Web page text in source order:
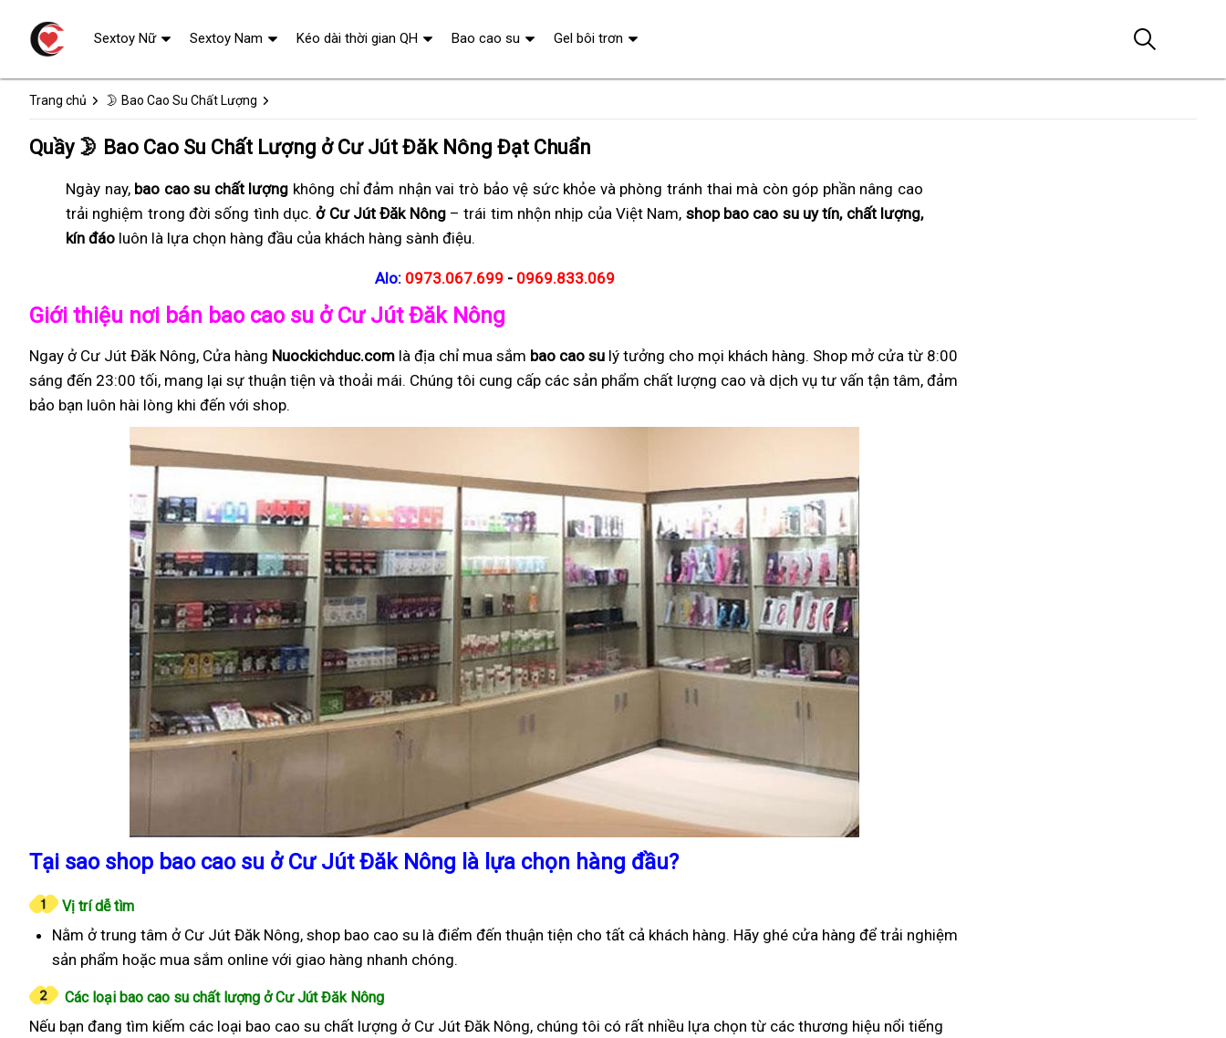
Trang chủ 🌛 Bao Cao Su Chất Lượng
Quầy 🌛 Bao Cao Su Chất Lượng ở Cư Jút Đăk Nông Đạt Chuẩn
Ngày nay, bao cao su chất lượng không chỉ đảm nhận vai trò bảo vệ sức khỏe và phòng tránh thai mà còn góp phần nâng cao
trải nghiệm trong đời sống tình dục. ở Cư Jút Đăk Nông– trái tim nhộn nhịp của Việt Nam, shop bao cao su uy tín, chất lượng,
kín đáo luôn là lựa chọn hàng đầu của khách hàng sành điệu.
Alo: 0973.067.699 - 0969.833.069
Giới thiệu nơi bán bao cao su ở Cư Jút Đăk Nông
Ngay ở Cư Jút Đăk Nông, Cửa hàng Nuockichduc.com là địa chỉ mua sắm bao cao su lý tưởng cho mọi khách hàng. Shop mở cửa từ 8:00
sáng đến 23:00 tối, mang lại sự thuận tiện và thoải mái. Chúng tôi cung cấp các sản phẩm chất lượng cao và dịch vụ tư vấn tận tâm, đảm
bảo bạn luôn hài lòng khi đến với shop.
Tại sao shop bao cao su ở Cư Jút Đăk Nông là lựa chọn hàng đầu?
Vị trí dễ tìm
Nằm ở trung tâm ở Cư Jút Đăk Nông, shop bao cao su là điểm đến thuận tiện cho tất cả khách hàng. Hãy ghé cửa hàng để trải nghiệm
sản phẩm hoặc mua sắm online với giao hàng nhanh chóng.
Các loại bao cao su chất lượng ở Cư Jút Đăk Nông
Nếu bạn đang tìm kiếm các loại bao cao su chất lượng ở Cư Jút Đăk Nông, chúng tôi có rất nhiều lựa chọn từ các thương hiệu nổi tiếng
Sextoy Nữ Sextoy Nam Kéo dài thời gian QH Bao cao su Gel bôi trơn